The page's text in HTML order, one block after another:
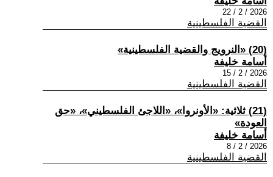
2026 / 2 / 22
القضية الفلسطينية
(20) «النرويج والقضية الفلسطينية»
أسامة خليفة
2026 / 2 / 15
القضية الفلسطينية
(21) ثلاثية: «الأونروا»، «اللاجئ الفلسطيني»، «حق
العودة»
أسامة خليفة
2026 / 2 / 8
القضية الفلسطينية